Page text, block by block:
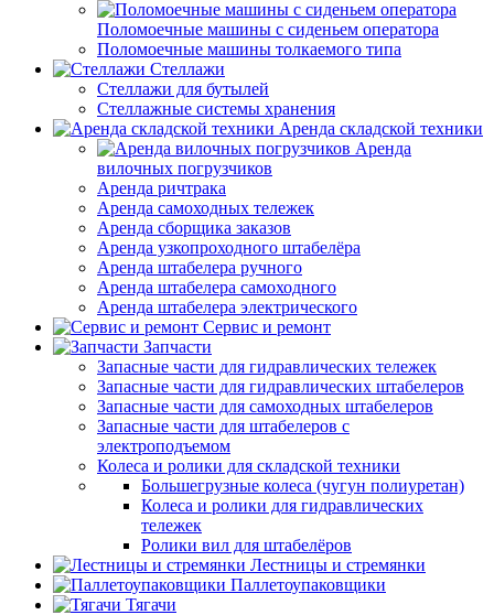
Поломоечные машины с сиденьем оператора
Поломоечные машины толкаемого типа
Стеллажи
Стеллажи для бутылей
Стеллажные системы хранения
Аренда складской техники
Аренда
вилочных погрузчиков
Аренда ричтрака
Аренда самоходных тележек
Аренда сборщика заказов
Аренда узкопроходного штабелёра
Аренда штабелера ручного
Аренда штабелера самоходного
Аренда штабелера электрического
Сервис и ремонт
Запчасти
Запасные части для гидравлических тележек
Запасные части для гидравлических штабелеров
Запасные части для самоходных штабелеров
Запасные части для штабелеров с
электроподъемом
Колеса и ролики для складской техники
Большегрузные колеса (чугун полиуретан)
Колеса и ролики для гидравлических
тележек
Ролики вил для штабелёров
Лестницы и стремянки
Паллетоупаковщики
Тягачи